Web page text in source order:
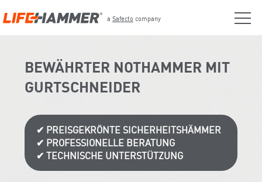
a Safecto company
BEWÄHRTER NOTHAMMER MIT
GURTSCHNEIDER
✔ PREISGEKRÖNTE SICHERHEITSHÄMMER
✔ PROFESSIONELLE BERATUNG
✔ TECHNISCHE UNTERSTÜTZUNG